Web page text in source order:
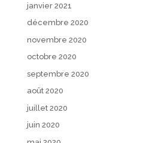
janvier 2021
décembre 2020
novembre 2020
octobre 2020
septembre 2020
août 2020
juillet 2020
juin 2020